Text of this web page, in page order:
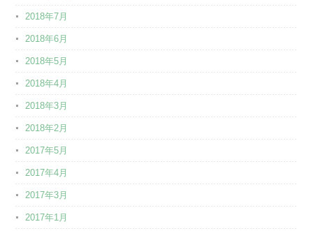
2018年7月
2018年6月
2018年5月
2018年4月
2018年3月
2018年2月
2017年5月
2017年4月
2017年3月
2017年1月